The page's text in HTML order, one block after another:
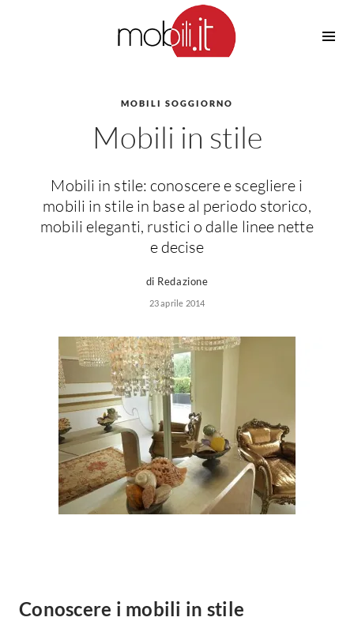
Cucine Design
Cucine Moderne
Cucine Country
Cucine Monoblocco
Consigli Cucine
Piani cottura
Forni
Cappe
Lavastoviglie
Lavatrici
Asciugatrici
Piccoli
Elettrodomestici
Irrigazione
Casette in Legno
Ombrelloni
Pergole
Lampadari
Plafoniere
Riscaldamento
Caminetti
Stufe
MOBILI SOGGIORNO
Mobili in stile
Mobili in stile: conoscere e scegliere i
mobili in stile in base al periodo storico,
mobili eleganti, rustici o dalle linee nette
e decise
di Redazione
23 aprile 2014
Conoscere i mobili in stile